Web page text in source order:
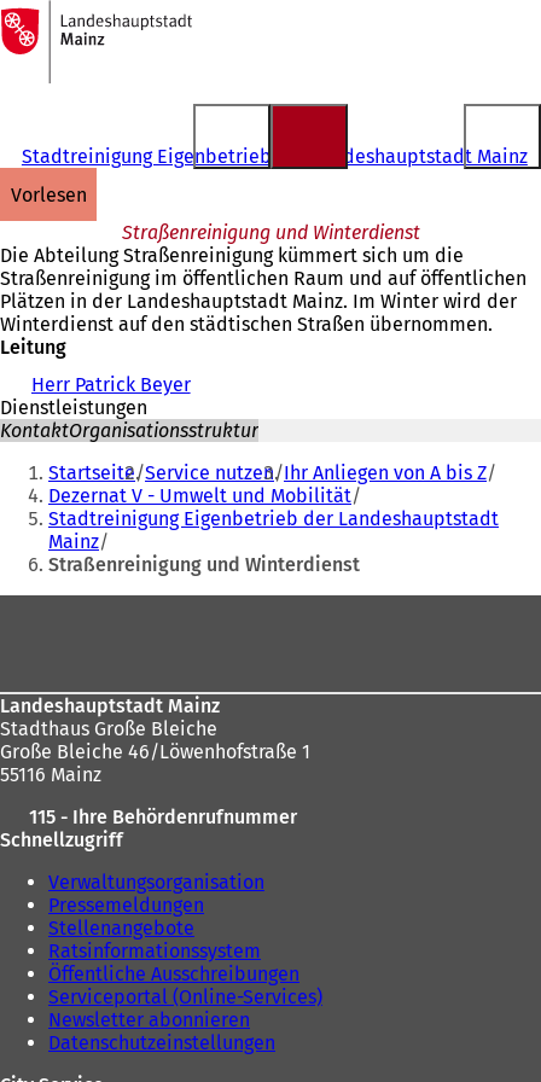
Inhalt anspringen
Zur
Startseite
Stadtreinigung Eigenbetrieb der Landeshauptstadt Mainz
vorlesen
Straßenreinigung und Winterdienst
Die Abteilung Straßenreinigung kümmert sich um die
Straßenreinigung im öffentlichen Raum und auf öffentlichen
Plätzen in der Landeshauptstadt Mainz. Im Winter wird der
Winterdienst auf den städtischen Straßen übernommen.
Leitung
Herr Patrick Beyer
Dienstleistungen
KontaktOrganisationsstruktur
Sie
befinden
sich
hier:
Startseite Service nutzen Ihr Anliegen von A bis Z
Dezernat V - Umwelt und Mobilität
Stadtreinigung Eigenbetrieb der Landeshauptstadt
Mainz
Straßenreinigung und Winterdienst
Landeshauptstadt Mainz
Stadthaus Große Bleiche
Große Bleiche 46/Löwenhofstraße 1
55116 Mainz
115 - Ihre Behördenrufnummer
Schnellzugriff
Verwaltungsorganisation
Pressemeldungen
Stellenangebote
Ratsinformationssystem
Öffentliche Ausschreibungen
Serviceportal (Online-Services)
Newsletter abonnieren
Datenschutzeinstellungen